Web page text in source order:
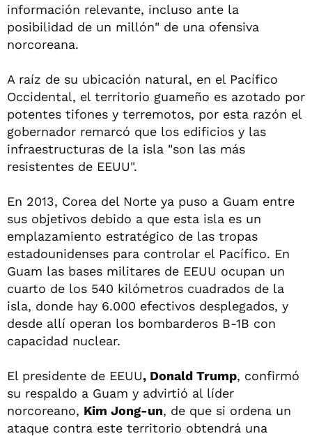
información relevante, incluso ante la
posibilidad de un millón" de una ofensiva
norcoreana.
A raíz de su ubicación natural, en el Pacífico
Occidental, el territorio guameño es azotado por
potentes tifones y terremotos, por esta razón el
gobernador remarcó que los edificios y las
infraestructuras de la isla "son las más
resistentes de EEUU".
En 2013, Corea del Norte ya puso a Guam entre
sus objetivos debido a que esta isla es un
emplazamiento estratégico de las tropas
estadounidenses para controlar el Pacífico. En
Guam las bases militares de EEUU ocupan un
cuarto de los 540 kilómetros cuadrados de la
isla, donde hay 6.000 efectivos desplegados, y
desde allí operan los bombarderos B-1B con
capacidad nuclear.
El presidente de EEUU, Donald Trump, confirmó
su respaldo a Guam y advirtió al líder
norcoreano, Kim Jong-un, de que si ordena un
ataque contra este territorio obtendrá una